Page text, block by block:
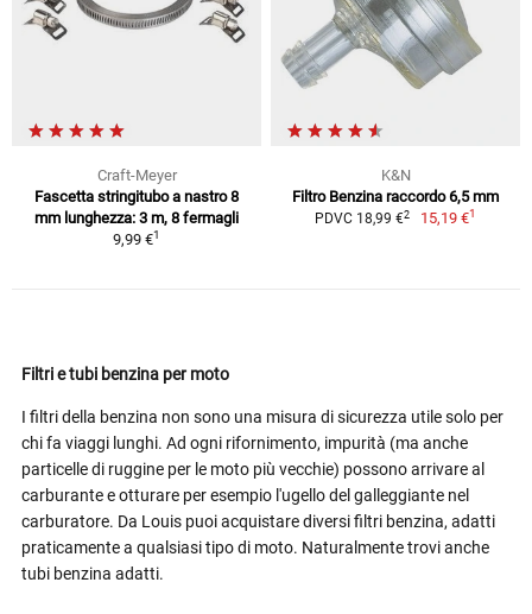
Craft-Meyer
Fascetta stringitubo a nastro 8
mm lunghezza: 3 m, 8 fermagli
9,99 €1
K&N
Filtro Benzina raccordo 6,5 mm
PDVC 18,99 €2 15,19 €1
Filtri e tubi benzina per moto
I filtri della benzina non sono una misura di sicurezza utile solo per
chi fa viaggi lunghi. Ad ogni rifornimento, impurità (ma anche
particelle di ruggine per le moto più vecchie) possono arrivare al
carburante e otturare per esempio l'ugello del galleggiante nel
carburatore. Da Louis puoi acquistare diversi filtri benzina, adatti
praticamente a qualsiasi tipo di moto. Naturalmente trovi anche
tubi benzina adatti.